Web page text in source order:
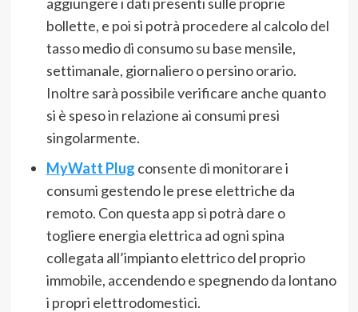
bollette, e poi si potrà procedere al calcolo del
tasso medio di consumo su base mensile,
settimanale, giornaliero o persino orario.
Inoltre sarà possibile verificare anche quanto
si è speso in relazione ai consumi presi
singolarmente.
MyWatt Plug consente di monitorare i
consumi gestendo le prese elettriche da
remoto. Con questa app si potrà dare o
togliere energia elettrica ad ogni spina
collegata all’impianto elettrico del proprio
immobile, accendendo e spegnendo da lontano
i propri elettrodomestici.